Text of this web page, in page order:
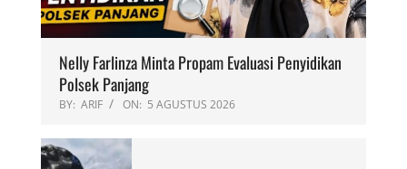
Nelly Farlinza Minta Propam Evaluasi Penyidikan
Polsek Panjang
BY: ARIF ON: 5 AGUSTUS 2026